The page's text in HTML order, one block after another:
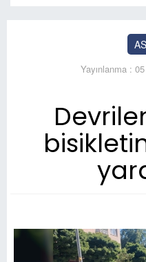
Yayınlanma :